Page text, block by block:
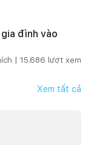
đình vào
| 15.686 lượt xem
Xem tất cả